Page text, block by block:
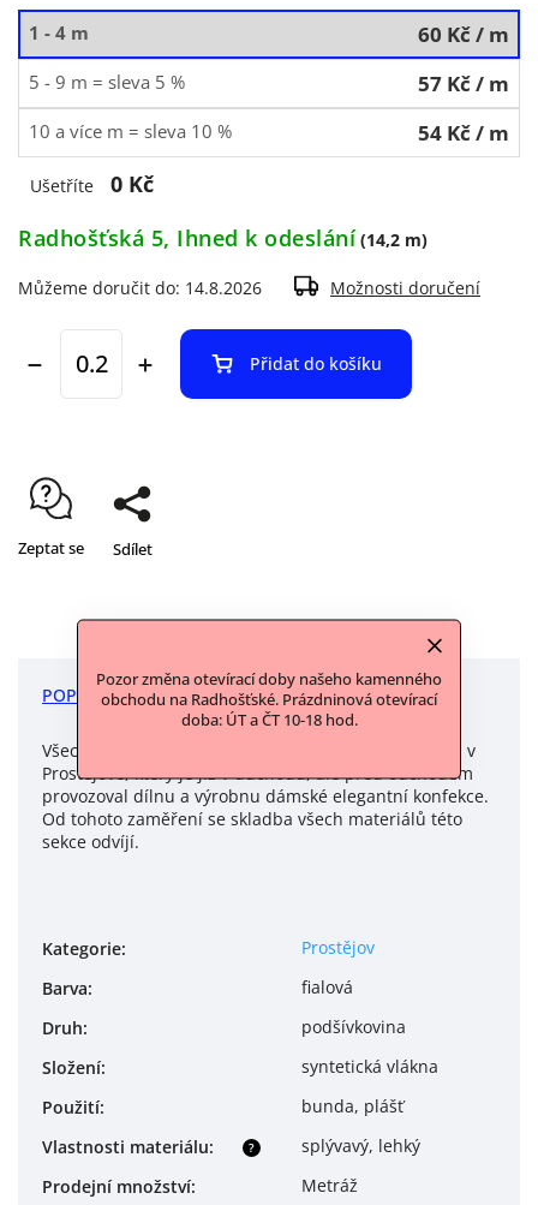
Pozor změna otevírací doby našeho kamenného
obchodu na Radhošťské. Prázdninová otevírací
doba: ÚT a ČT 10-18 hod.
1 - 4 m 60 Kč/ m
5 - 9 m = sleva 5 % 57 Kč/ m
10 a více m = sleva 10 % 54 Kč/ m
Ušetříte
0 Kč
Radhošťská 5, Ihned k odeslání (14,2 m)
Můžeme doručit do: 14.8.2026 Možnosti doručení
Přidat do košíku
Zeptat se Sdílet
POPIS DISKUZE
Všechny materiály v této sekci jsme vykoupili u pána v
Prostějově, který je již v důchodu, ale před odchodem
provozoval dílnu a výrobnu dámské elegantní konfekce.
Od tohoto zaměření se skladba všech materiálů této
sekce odvíjí.
Kategorie:
Prostějov
Barva:
fialová
Druh:
podšívkovina
Složení:
syntetická vlákna
Použití: bunda, plášť
?
Vlastnosti materiálu:
splývavý, lehký
Prodejní množství: Metráž